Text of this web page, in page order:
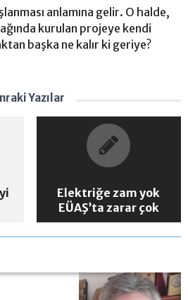
anlamına gelir. O halde,
kurulan projeye kendi
başka ne kalır ki geriye?
Yazılar
Elektriğe zam yok
EÜAŞ’ta zarar çok